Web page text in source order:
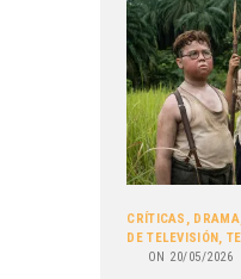
CRÍTICAS , DRAMA
DE TELEVISIÓN,
ON 20/05/2026